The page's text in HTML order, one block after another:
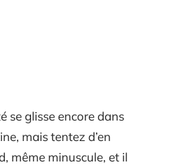
se glisse encore dans
mais tentez d’en
même minuscule, et il